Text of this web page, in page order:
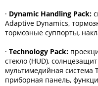
· Dynamic Handling Pack:
Adaptive Dynamics,
тормозные суппорты,
· Technology Pack:
стекло (HUD),
мультимедийная система
приборная панель,